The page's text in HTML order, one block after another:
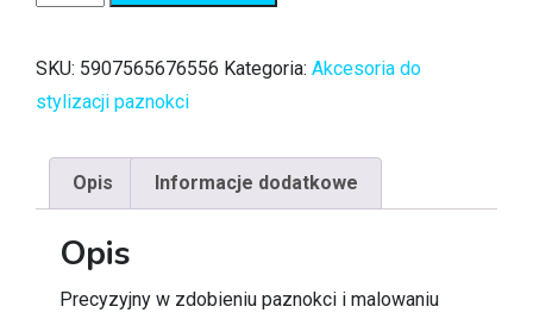
SKU: 5907565676556 Kategoria: Akcesoria do
stylizacji paznokci
Opis Informacje dodatkowe
Opis
Precyzyjny w zdobieniu paznokci i malowaniu